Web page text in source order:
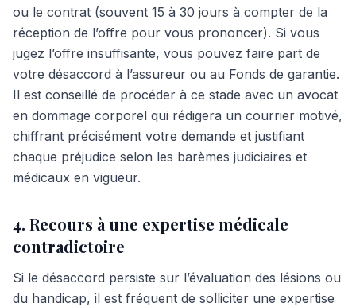
ou le contrat (souvent 15 à 30 jours à compter de la
réception de l’offre pour vous prononcer). Si vous
jugez l’offre insuffisante, vous pouvez faire part de
votre désaccord à l’assureur ou au Fonds de garantie.
Il est conseillé de procéder à ce stade avec un avocat
en dommage corporel qui rédigera un courrier motivé,
chiffrant précisément votre demande et justifiant
chaque préjudice selon les barèmes judiciaires et
médicaux en vigueur.
4. Recours à une expertise médicale
contradictoire
Si le désaccord persiste sur l’évaluation des lésions ou
du handicap, il est fréquent de solliciter une expertise